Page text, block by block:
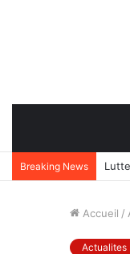
Breaking News
Accueil /
Actualites